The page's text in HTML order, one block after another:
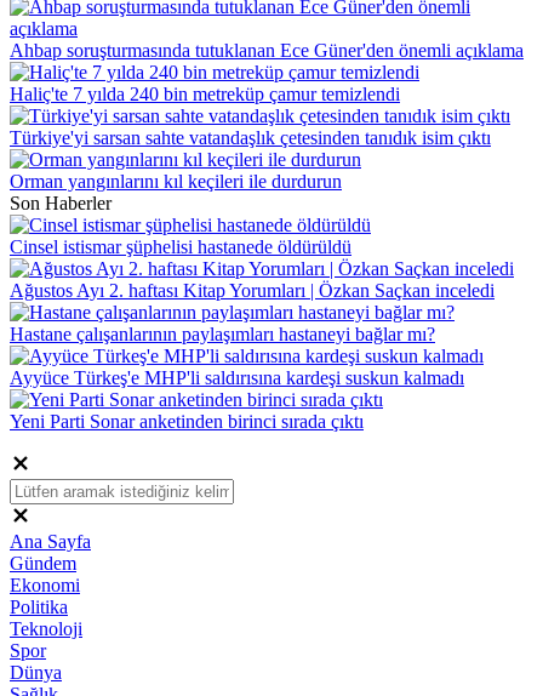
Ahbap soruşturmasında tutuklanan Ece Güner'den önemli açıklama
Haliç'te 7 yılda 240 bin metreküp çamur temizlendi
Türkiye'yi sarsan sahte vatandaşlık çetesinden tanıdık isim çıktı
Orman yangınlarını kıl keçileri ile durdurun
Son Haberler
Cinsel istismar şüphelisi hastanede öldürüldü
Ağustos Ayı 2. haftası Kitap Yorumları | Özkan Saçkan inceledi
Hastane çalışanlarının paylaşımları hastaneyi bağlar mı?
Ayyüce Türkeş'e MHP'li saldırısına kardeşi suskun kalmadı
Yeni Parti Sonar anketinden birinci sırada çıktı
Ana Sayfa
Gündem
Ekonomi
Politika
Teknoloji
Spor
Dünya